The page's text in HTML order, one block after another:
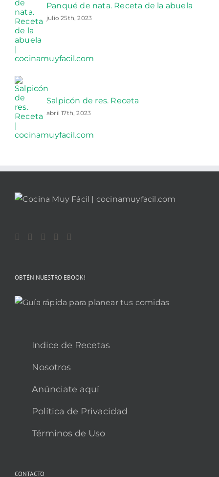
Panqué de nata. Receta de la abuela
julio 25th, 2023
Salpicón de res. Receta
abril 17th, 2023
OBTÉN NUESTRO EBOOK!
Indice de Recetas
Nosotros
Anúnciate aquí
Política de Privacidad
Términos de Uso
CONTACTO